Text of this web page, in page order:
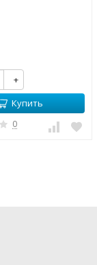
+
Купить
0